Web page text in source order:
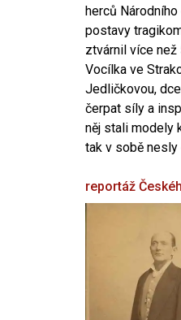
herců
postavy
ztvárnil více
Vocílka ve
Jedličkovou,
čerpat síly a
něj stali modely
tak v sobě
reportáž